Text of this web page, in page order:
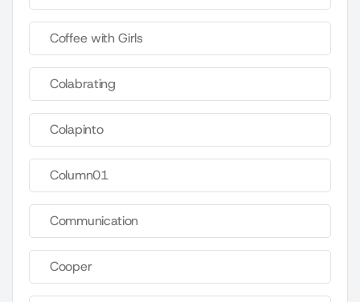
Coffee with Girls
Colabrating
Colapinto
Column01
Communication
Cooper